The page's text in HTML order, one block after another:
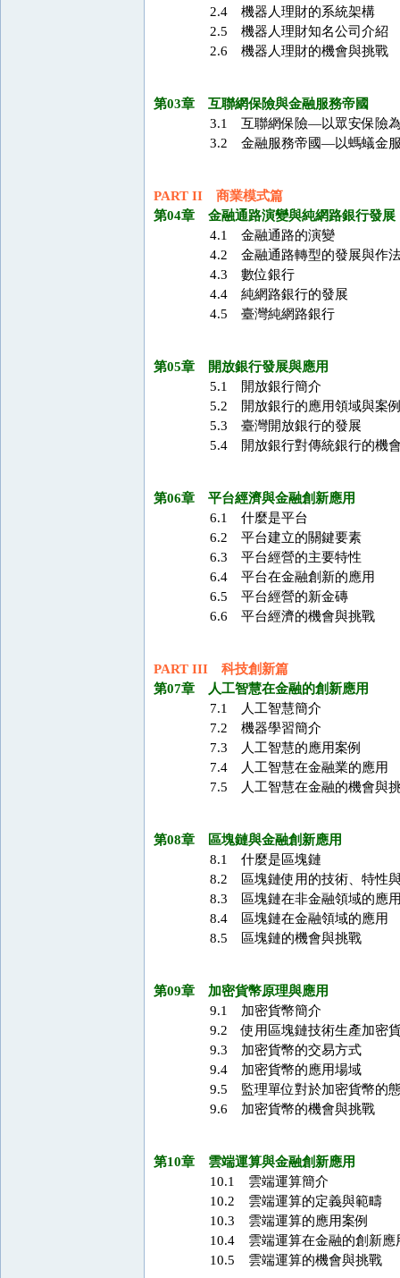
2.4 機器人理財的系統架構
2.5 機器人理財知名公司介紹
2.6 機器人理財的機會與挑戰
第03章 互聯網保險與金融服務帝國
3.1 互聯網保險—以眾安保險
3.2 金融服務帝國—以螞蟻金
PART II 商業模式篇
第04章 金融通路演變與純網路銀行發展
4.1 金融通路的演變
4.2 金融通路轉型的發展與作
4.3 數位銀行
4.4 純網路銀行的發展
4.5 臺灣純網路銀行
第05章 開放銀行發展與應用
5.1 開放銀行簡介
5.2 開放銀行的應用領域與案
5.3 臺灣開放銀行的發展
5.4 開放銀行對傳統銀行的機
第06章 平台經濟與金融創新應用
6.1 什麼是平台
6.2 平台建立的關鍵要素
6.3 平台經營的主要特性
6.4 平台在金融創新的應用
6.5 平台經營的新金磚
6.6 平台經濟的機會與挑戰
PART III 科技創新篇
第07章 人工智慧在金融的創新應用
7.1 人工智慧簡介
7.2 機器學習簡介
7.3 人工智慧的應用案例
7.4 人工智慧在金融業的應用
7.5 人工智慧在金融的機會與
第08章 區塊鏈與金融創新應用
8.1 什麼是區塊鏈
8.2 區塊鏈使用的技術、特性
8.3 區塊鏈在非金融領域的應
8.4 區塊鏈在金融領域的應用
8.5 區塊鏈的機會與挑戰
第09章 加密貨幣原理與應用
9.1 加密貨幣簡介
9.2 使用區塊鏈技術生產加密
9.3 加密貨幣的交易方式
9.4 加密貨幣的應用場域
9.5 監理單位對於加密貨幣的
9.6 加密貨幣的機會與挑戰
第10章 雲端運算與金融創新應用
10.1 雲端運算簡介
10.2 雲端運算的定義與範疇
10.3 雲端運算的應用案例
10.4 雲端運算在金融的創新應
10.5 雲端運算的機會與挑戰